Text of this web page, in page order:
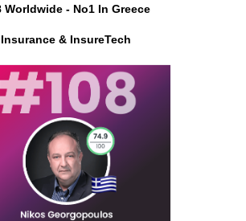
Worldwide - No1 In Greece
Insurance & InsureTech